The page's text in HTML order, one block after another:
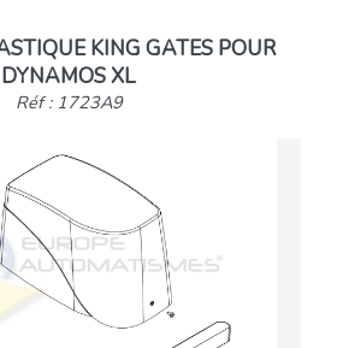
KING GATES POUR
DYNAMOS XL
Réf : 1723A9